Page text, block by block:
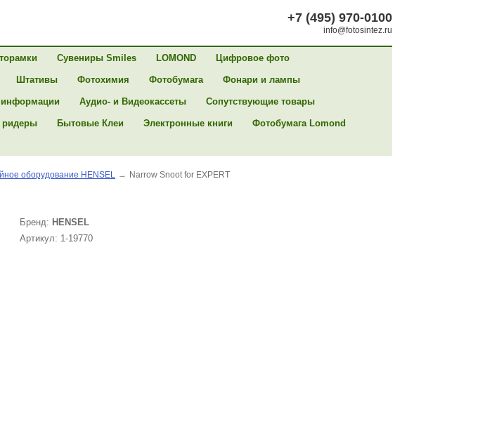
+7 (495) 970-0100
info@fotosintez.ru
Сувениры Smiles LOMOND Цифровое фото
Штативы Фотохимия Фотобумага Фонари и лампы
информации Аудио- и Видеокассеты Сопутствующие товары
ридеры Бытовые Клеи Электронные книги Фотобумага Lomond
оборудование HENSEL → Narrow Snoot for EXPERT
Бренд: HENSEL
Артикул: 1-19770